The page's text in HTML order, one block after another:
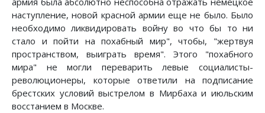
наступление, новой красной армии еще не было. Было
необходимо ликвидировать войну во что бы то ни
стало и пойти на похабный мир", чтобы, "жертвуя
пространством, выиграть время". Этого "похабного
мира" не могли переварить левые социалисты-
революционеры, которые ответили на подписание
брестских условий выстрелом в Мирбаха и июльским
восстанием в Москве.